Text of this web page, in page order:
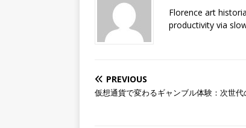
Florence art
productivity via
PREVIOUS
仮想通貨で変わるギャンブル体験：次世